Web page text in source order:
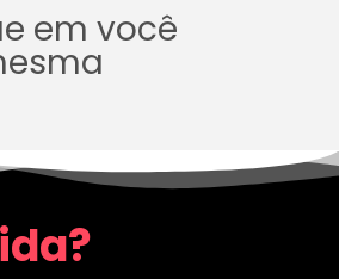
em você